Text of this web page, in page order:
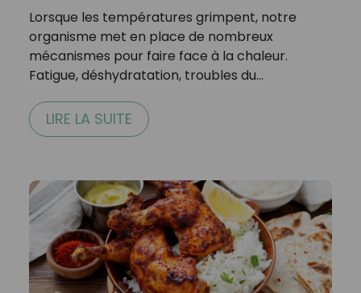
Lorsque les températures grimpent, notre
organisme met en place de nombreux
mécanismes pour faire face à la chaleur.
Fatigue, déshydratation, troubles du…
LIRE LA SUITE